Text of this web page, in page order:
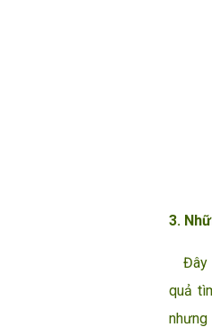
3.
Đây
quả